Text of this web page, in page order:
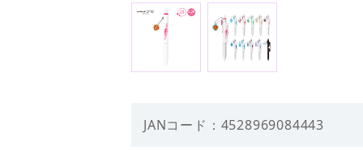
JANコード：4528969084443